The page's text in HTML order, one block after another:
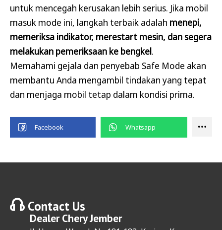
untuk mencegah kerusakan lebih serius. Jika mobil
masuk mode ini, langkah terbaik adalah menepi,
memeriksa indikator, merestart mesin, dan segera
melakukan pemeriksaan ke bengkel.
Memahami gejala dan penyebab Safe Mode akan
membantu Anda mengambil tindakan yang tepat
dan menjaga mobil tetap dalam kondisi prima.
Contact Us
DealerChery Jember